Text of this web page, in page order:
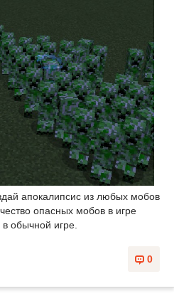
апокалипсис из любых мобов
опасных мобов в игре
обычной игре.
0